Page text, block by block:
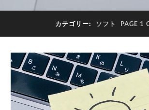
カテゴリー: ソフト PAGE 1